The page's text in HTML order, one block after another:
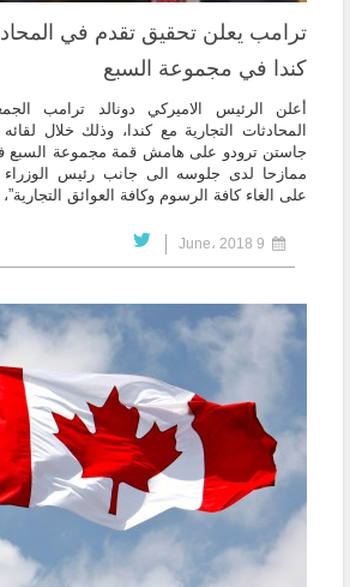
ترامب يعلن تحقيق تقدم في
كندا في مجموعة السبع
أعلن الرئيس الاميركي دونالد ترامب
المحادثات التجارية مع كندا، وذلك خلال
جاستن ترودو على هامش قمة مجموعة السبع
ممازحا لدى جلوسه الى جانب رئيس الوزراء
على الغاء كافة الرسوم وكافة العوائق